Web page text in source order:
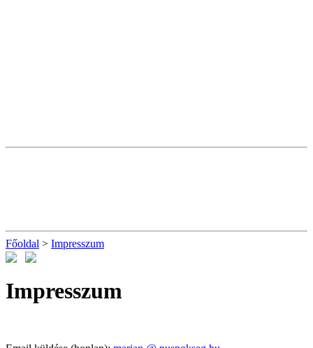
Főoldal > Impresszum
Impresszum